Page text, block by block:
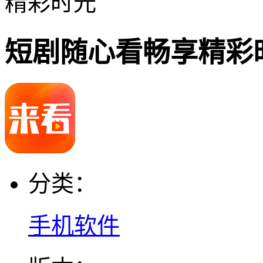
短剧随心看畅享精彩
分类：
手机软件